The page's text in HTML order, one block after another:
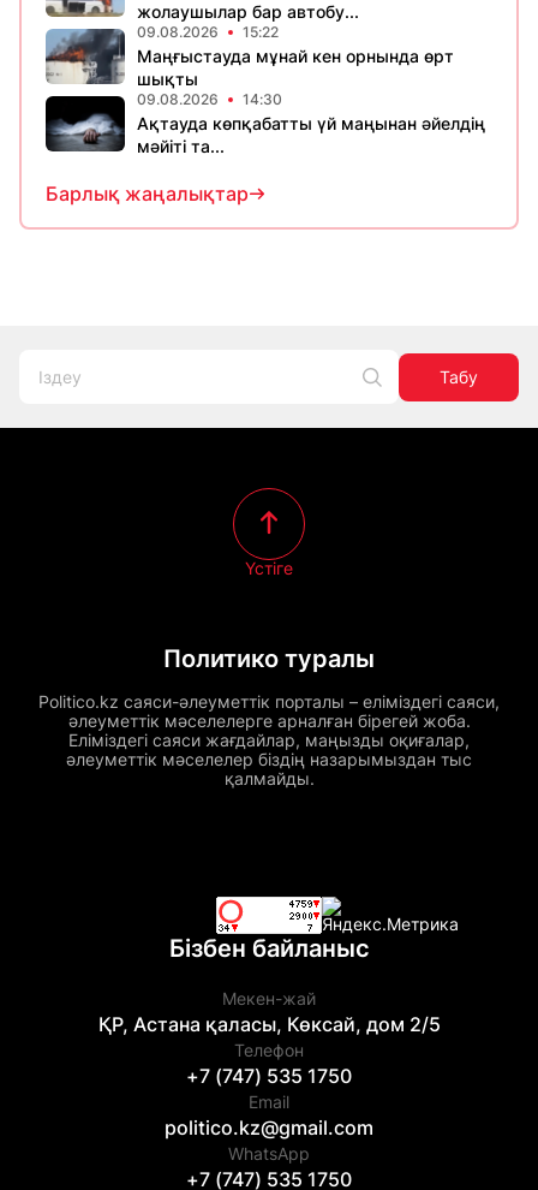
жолаушылар бар автобу...
09.08.2026 15:22
Маңғыстауда мұнай кен орнында өрт
шықты
09.08.2026 14:30
Ақтауда көпқабатты үй маңынан әйелдің
мәйіті та...
Барлық жаңалықтар
Табу
Политико туралы
Politico.kz саяси-әлеуметтік порталы – еліміздегі саяси,
әлеуметтік мәселелерге арналған бірегей жоба.
Еліміздегі саяси жағдайлар, маңызды оқиғалар,
әлеуметтік мәселелер біздің назарымыздан тыс
қалмайды.
Үстіге
Бізбен байланыс
Мекен-жай
ҚР, Астана қаласы, Көксай, дом 2/5
Телефон
+7 (747) 535 1750
Email
politico.kz@gmail.com
WhatsApp
+7 (747) 535 1750